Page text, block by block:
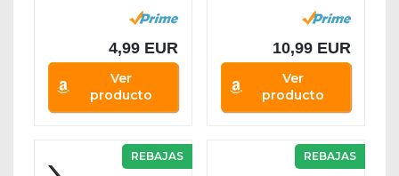
4,99 EUR
Ver
producto
10,99 EUR
Ver
producto
REBAJAS REBAJAS